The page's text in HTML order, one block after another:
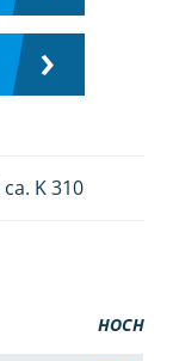
ca. K 310
HOCH